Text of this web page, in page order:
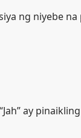
ng niyebe na
ay